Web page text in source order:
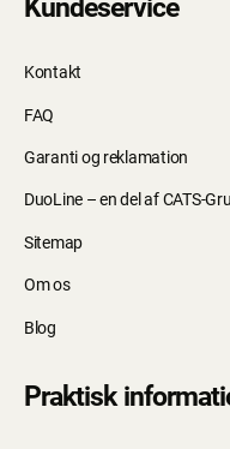
Kundeservice
Kontakt
FAQ
Garanti og reklamation
DuoLine – en del af CATS-
Sitemap
Om os
Blog
Praktisk